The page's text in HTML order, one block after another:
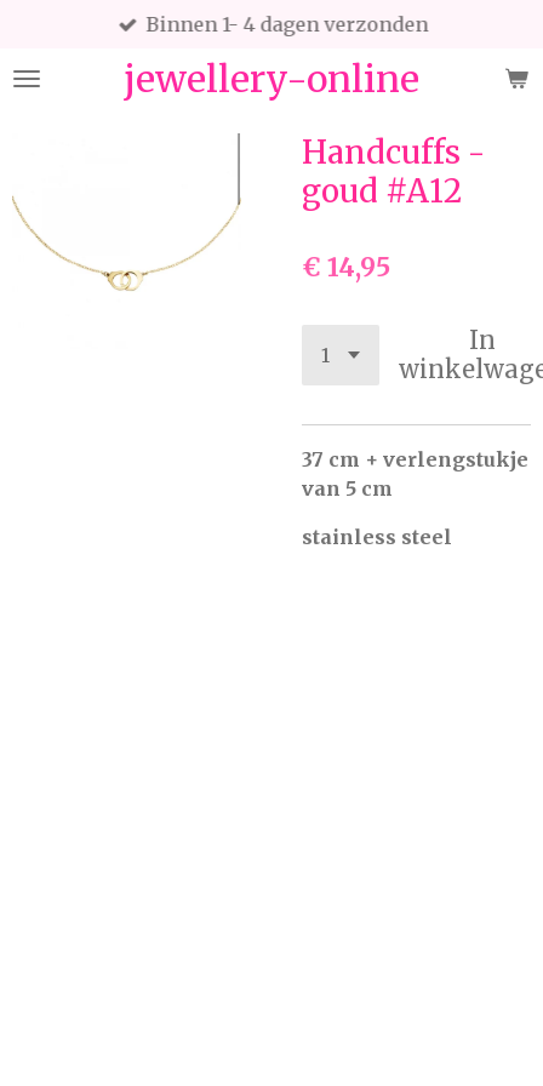
naar
jewellery-online
Binnen 1- 4 dagen verzonden
Handcuffs -
goud #A12
€ 14,95
In
37 cm + verlengstukje
van 5 cm
stainless steel